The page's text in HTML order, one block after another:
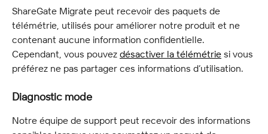
ShareGate Migrate peut recevoir des paquets de
télémétrie, utilisés pour améliorer notre produit et ne
contenant aucune information confidentielle.
Cependant, vous pouvez désactiver la télémétrie si vous
préférez ne pas partager ces informations d’utilisation.
Diagnostic mode
Notre équipe de support peut recevoir des informations